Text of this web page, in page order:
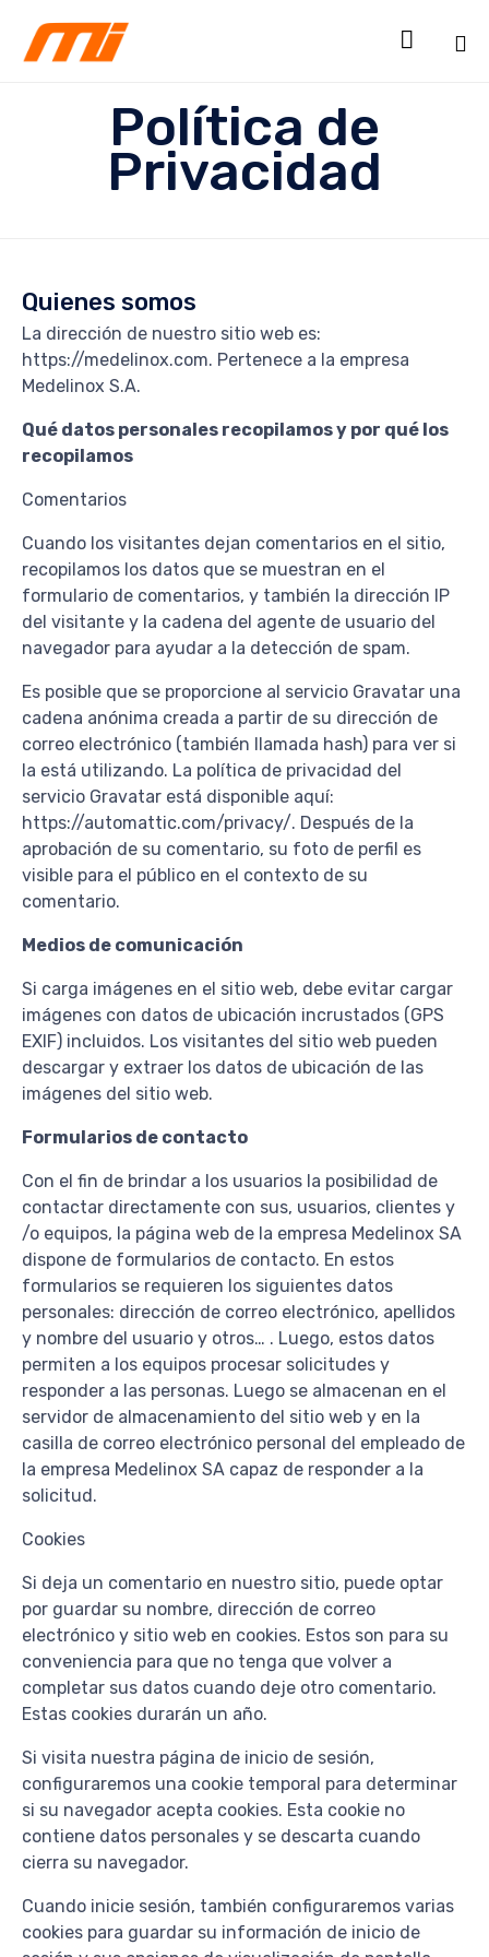

Política de
Privacidad
Quienes somos
La dirección de nuestro sitio web es:
https://medelinox.com. Pertenece a la empresa
Medelinox S.A.
Qué datos personales recopilamos y por qué los
recopilamos
Comentarios
Cuando los visitantes dejan comentarios en el sitio,
recopilamos los datos que se muestran en el
formulario de comentarios, y también la dirección IP
del visitante y la cadena del agente de usuario del
navegador para ayudar a la detección de spam.
Es posible que se proporcione al servicio Gravatar una
cadena anónima creada a partir de su dirección de
correo electrónico (también llamada hash) para ver si
la está utilizando. La política de privacidad del
servicio Gravatar está disponible aquí:
https://automattic.com/privacy/. Después de la
aprobación de su comentario, su foto de perfil es
visible para el público en el contexto de su
comentario.
Medios de comunicación
Si carga imágenes en el sitio web, debe evitar cargar
imágenes con datos de ubicación incrustados (GPS
EXIF) incluidos. Los visitantes del sitio web pueden
descargar y extraer los datos de ubicación de las
imágenes del sitio web.
Formularios de contacto
Con el fin de brindar a los usuarios la posibilidad de
contactar directamente con sus, usuarios, clientes y
/o equipos, la página web de la empresa Medelinox SA
dispone de formularios de contacto. En estos
formularios se requieren los siguientes datos
personales: dirección de correo electrónico, apellidos
y nombre del usuario y otros… . Luego, estos datos
permiten a los equipos procesar solicitudes y
responder a las personas. Luego se almacenan en el
servidor de almacenamiento del sitio web y en la
casilla de correo electrónico personal del empleado de
la empresa Medelinox SA capaz de responder a la
solicitud.
Cookies
Si deja un comentario en nuestro sitio, puede optar
por guardar su nombre, dirección de correo
electrónico y sitio web en cookies. Estos son para su
conveniencia para que no tenga que volver a
completar sus datos cuando deje otro comentario.
Estas cookies durarán un año.
Si visita nuestra página de inicio de sesión,
configuraremos una cookie temporal para determinar
si su navegador acepta cookies. Esta cookie no
contiene datos personales y se descarta cuando
cierra su navegador.
Cuando inicie sesión, también configuraremos varias
cookies para guardar su información de inicio de